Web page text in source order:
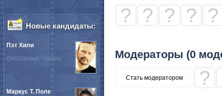
? ? ? ? ?
Модераторы (0
Стать модератором ?
Новые кандидаты:
Пэт Хили
Иностранные / Актёры
Маркус Т. Полк